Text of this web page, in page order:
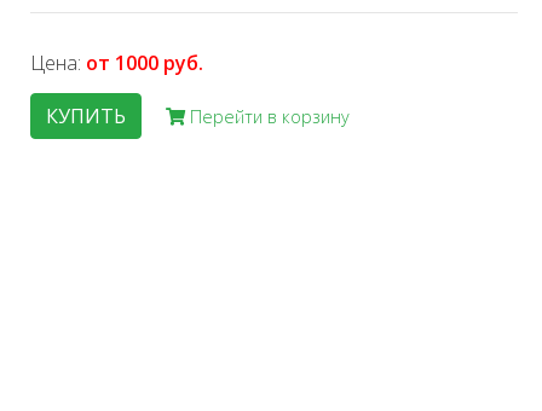
Цена: от 1000 руб.
КУПИТЬ
Перейти в корзину